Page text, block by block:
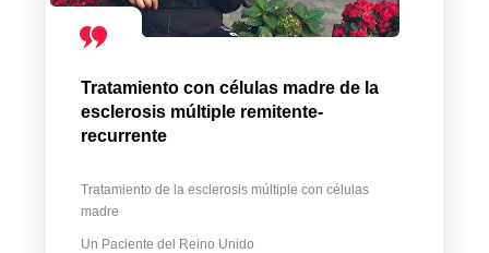
Tratamiento con células madre de la
esclerosis múltiple remitente-
recurrente
Tratamiento de la esclerosis múltiple con células
madre
Un Paciente del Reino Unido